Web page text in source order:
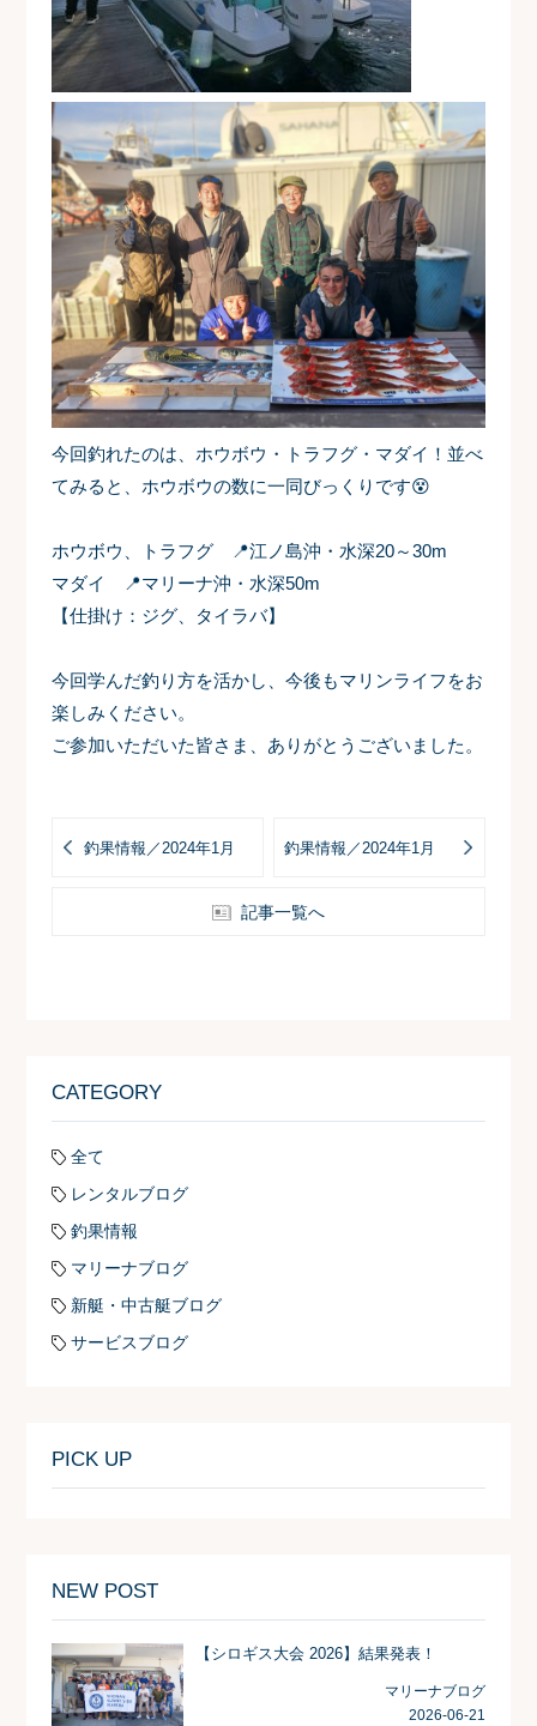
今回釣れたのは、ホウボウ・トラフグ・マダイ！並べ
てみると、ホウボウの数に一同びっくりです😵
ホウボウ、トラフグ 📍江ノ島沖・水深20～30m
マダイ 📍マリーナ沖・水深50m
【仕掛け：ジグ、タイラバ】
今回学んだ釣り方を活かし、今後もマリンライフをお
楽しみください。
ご参加いただいた皆さま、ありがとうございました。
釣果情報／2024年1月 釣果情報／2024年1月
記事一覧へ
CATEGORY
全て
レンタルブログ
釣果情報
マリーナブログ
新艇・中古艇ブログ
サービスブログ
PICK UP
NEW POST
【シロギス大会 2026】結果発表！
マリーナブログ
2026-06-21